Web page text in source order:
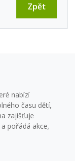
Zpět
nabízí
času dětí,
zajišťuje
pořádá akce,